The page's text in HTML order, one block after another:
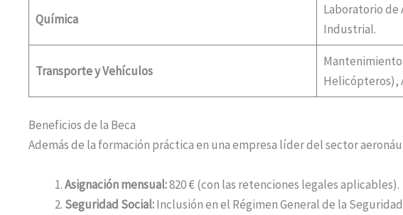
Química
Laboratorio de
Industrial.
Transporte y Vehículos
Mantenimiento
Helicópteros),
Beneficios de la Beca
Además de la formación práctica en una empresa líder del sector
Asignación mensual:820 € (con las retenciones legales aplicables).
Seguridad Social:Inclusión en el Régimen General de la